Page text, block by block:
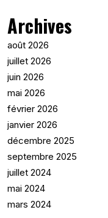
Archives
août 2026
juillet 2026
juin 2026
mai 2026
février 2026
janvier 2026
décembre 2025
septembre 2025
juillet 2024
mai 2024
mars 2024